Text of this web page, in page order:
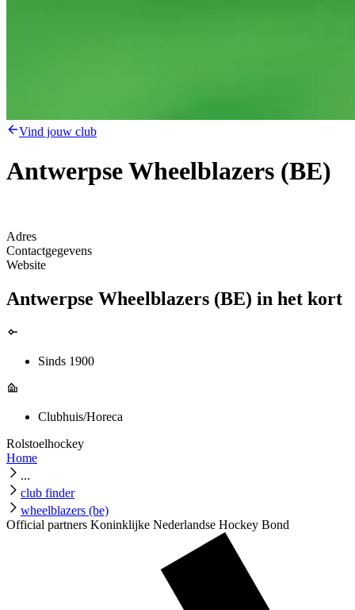
Vind jouw club
Antwerpse Wheelblazers (BE)
Adres
Contactgegevens
Website
Antwerpse Wheelblazers (BE) in het kort
Sinds 1900
Clubhuis/Horeca
Rolstoelhockey
Home
...
club finder
wheelblazers (be)
Official partners Koninklijke Nederlandse Hockey Bond